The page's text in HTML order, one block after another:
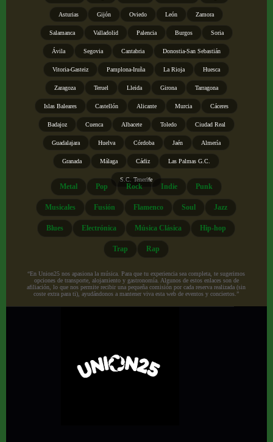
Asturias Gijón Oviedo León Zamora
Salamanca Valladolid Palencia Burgos Soria
Ávila Segovia Cantabria Donostia-San Sebastián
Vitoria-Gasteiz Pamplona-Iruña La Rioja Huesca
Zaragoza Teruel Lleida Girona Tarragona
Islas Baleares Castellón Alicante Murcia Cáceres
Badajoz Cuenca Albacete Toledo Ciudad Real
Guadalajara Huelva Córdoba Jaén Almería
Granada Málaga Cádiz Las Palmas G.C.
S.C. Tenerife
Metal Pop Rock Indie Punk
Musicales Fusión Flamenco Soul Jazz
Blues Electrónica Música Clásica Hip-hop
Trap Rap
“En Union25 nos apasiona la música. Para que tu experiencia sea completa, te sugerimos
opciones de transporte, alojamiento y gastronomía. Algunos de estos enlaces son de
afiliación, lo que nos permite recibir una pequeña comisión por cada reserva realizada (sin
coste extra para ti), ayudándonos a mantener viva esta web de eventos y conciertos.”